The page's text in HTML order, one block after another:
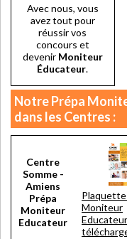
Avec nous, vous
avez tout pour
réussir vos
concours et
devenir Moniteur
Éducateur.
Notre Prépa
dans les Centres :
Centre
Somme -
Amiens
Prépa
Moniteur
Educateur
Moniteur